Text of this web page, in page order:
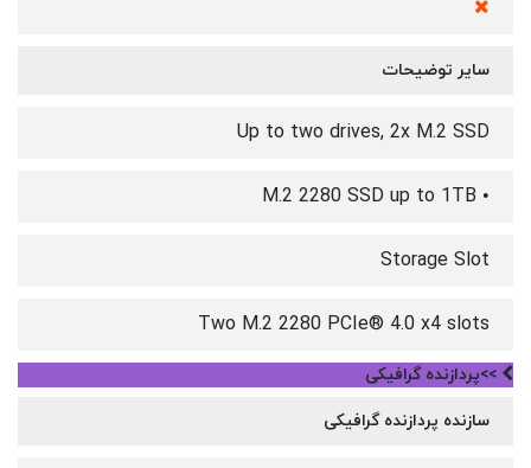
سایر توضیحات
Up to two drives, 2x M.2 SSD
• M.2 2280 SSD up to 1TB
Storage Slot
Two M.2 2280 PCIe® 4.0 x4 slots
>>پردازنده گرافیکی
سازنده پردازنده گرافیکی